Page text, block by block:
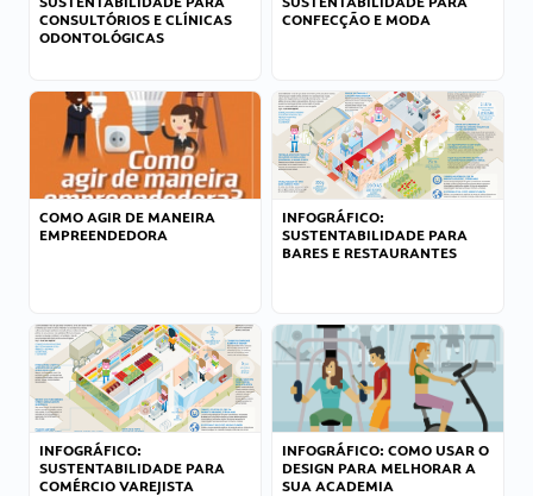
CONSULTÓRIOS E CLÍNICAS
ODONTOLÓGICAS
CONFECÇÃO E MODA
COMO AGIR DE MANEIRA
EMPREENDEDORA
INFOGRÁFICO:
SUSTENTABILIDADE PARA
BARES E RESTAURANTES
INFOGRÁFICO:
SUSTENTABILIDADE PARA
COMÉRCIO VAREJISTA
INFOGRÁFICO: COMO USAR O
DESIGN PARA MELHORAR A
SUA ACADEMIA